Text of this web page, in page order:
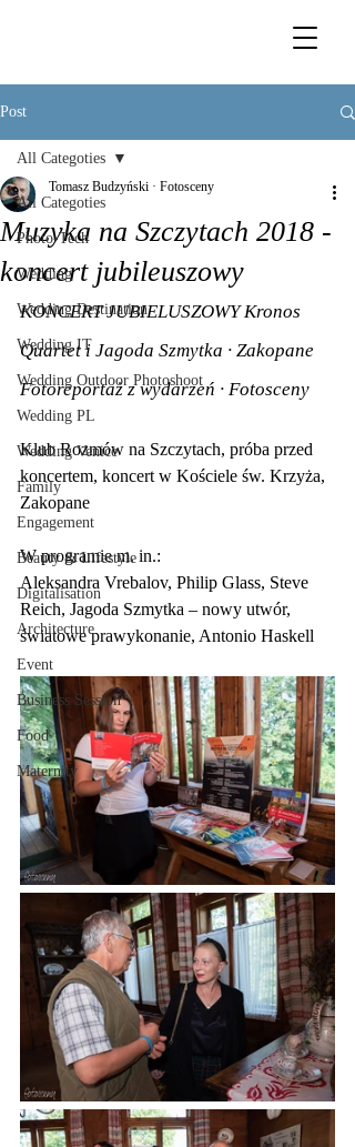
Post
All Categoties
Photo-Tech
Wedding
Wedding Destination
Wedding IT
Wedding Outdoor Photoshoot
Wedding PL
Wedding Venice
Family
Engagement
Beauty & Lifestyle
Digitalisation
Architecture
Event
Business Session
Food
Maternity
All Categoties
Muzyka na Szczytach 2018 -
koncert jubileuszowy
Tomasz Budzyński · Fotosceny
KONCERT JUBIELUSZOWY Kronos
Quartet i Jagoda Szmytka · Zakopane
Fotoreportaż z wydarzeń · Fotosceny
Klub Rozmów na Szczytach, próba przed
koncertem, koncert w Kościele św. Krzyża,
Zakopane
W programie m. in.:
Aleksandra Vrebalov, Philip Glass, Steve
Reich, Jagoda Szmytka – nowy utwór,
światowe prawykonanie, Antonio Haskell